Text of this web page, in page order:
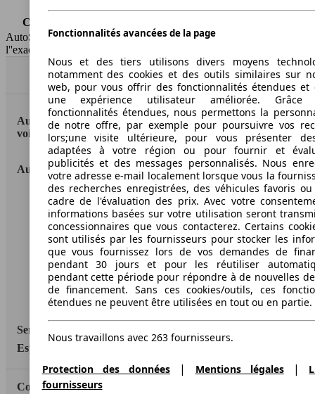
Capacité du réservoir
AutoScout24 France SAS décline toute responsabilité concernant
l''exactitude des indications fournies.
Haut
AutoScout24: la plus grande plateforme en ligne de
voitures en Europe
AutoScout24
A propos d'AutoScout24
Conditions d'utilisation
Informations légales
Protection des données
Accessibility Statement
Service
Espace Pro
Contact
Fonctionnalités avancées de la page
Nous et des tiers utilisons divers moyens
notamment des cookies et des outils similaires sur
web, pour vous offrir des fonctionnalités étendues et
une expérience utilisateur améliorée.
fonctionnalités étendues, nous permettons la
de notre offre, par exemple pour poursuivre vos
lors;une visite ultérieure, pour vous présenter
adaptées à votre région ou pour fournir et
publicités et des messages personnalisés. Nous
votre adresse e-mail localement lorsque vous la
des recherches enregistrées, des véhicules favoris
cadre de l'évaluation des prix. Avec votre
informations basées sur votre utilisation seront
concessionnaires que vous contacterez. Certains
sont utilisés par les fournisseurs pour stocker les
que vous fournissez lors de vos demandes de
pendant 30 jours et pour les réutiliser
pendant cette période pour répondre à de nouvelles
de financement. Sans ces cookies/outils, ces
étendues ne peuvent être utilisées en tout ou en partie.
Nous travaillons avec 263 fournisseurs.
Protection des données | Mentions légales|
fournisseurs